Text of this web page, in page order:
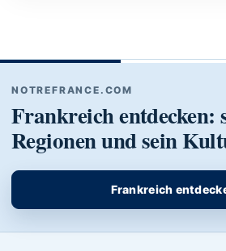
NOTREFRANCE.COM
Frankreich entdecken:
Regionen und sein
Frankreich